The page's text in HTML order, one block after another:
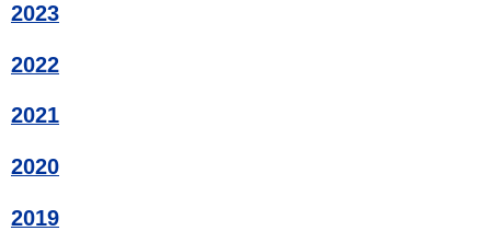
2023
2022
2021
2020
2019